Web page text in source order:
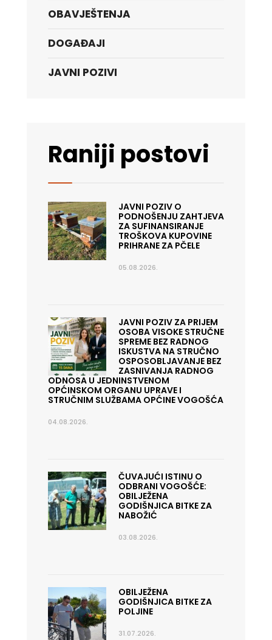
OBAVJEŠTENJA
DOGAĐAJI
JAVNI POZIVI
Raniji postovi
JAVNI POZIV O
PODNOŠENJU ZAHTJEVA
ZA SUFINANSIRANJE
TROŠKOVA KUPOVINE
PRIHRANE ZA PČELE
05.08.2026.
JAVNI POZIV ZA PRIJEM
OSOBA VISOKE STRUČNE
SPREME BEZ RADNOG
ISKUSTVA NA STRUČNO
OSPOSOBLJAVANJE BEZ
ZASNIVANJA RADNOG
ODNOSA U JEDNINSTVENOM
OPĆINSKOM ORGANU UPRAVE I
STRUČNIM SLUŽBAMA OPĆINE VOGOŠĆA
04.08.2026.
ČUVAJUĆI ISTINU O
ODBRANI VOGOŠĆE:
OBILJEŽENA
GODIŠNJICA BITKE ZA
NABOŽIĆ
03.08.2026.
OBILJEŽENA
GODIŠNJICA BITKE ZA
POLJINE
31.07.2026.